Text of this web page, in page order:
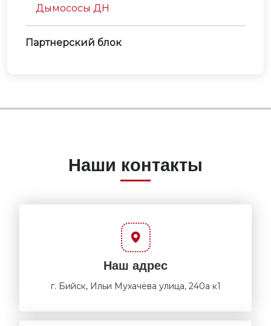
Дымососы ДН
Партнерский блок
Наши контакты
Наш адрес
г. Бийск, Ильи Мухачёва улица, 240а к1